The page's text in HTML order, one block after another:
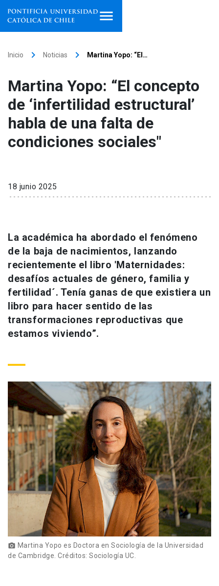
Facultades, escuelas e
institutos
Investigación
Información para keyboard_arrow_down
Futuros estudiantes
Estudiantes
Académicos
Padres y familia
Vecinos launch
Go to english site launch
ACCESOS DIRECTOS
Admisión launch
Correo UC
Mi Portal UC
Medios Biblioteca launch
Donaciones launch
Inicio keyboard_arrow_right Noticias keyboard_arrow_right Martina Yopo: “El…
Martina Yopo: “El concepto
de ‘infertilidad estructural’
habla de una falta de
condiciones sociales"
18 junio 2025
La académica ha abordado el fenómeno
de la baja de nacimientos, lanzando
recientemente el libro 'Maternidades:
desafíos actuales de género, familia y
fertilidad´. Tenía ganas de que existiera un
libro para hacer sentido de las
transformaciones reproductivas que
estamos viviendo”.
photo_camera Martina Yopo es Doctora en Sociología de la Universidad
de Cambridge. Créditos: Sociología UC.